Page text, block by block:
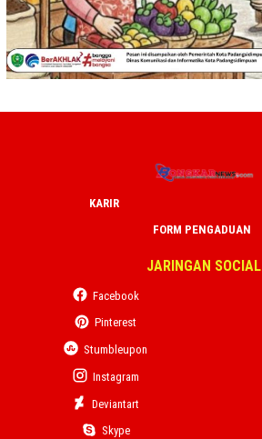
KARIR
FORM PENGADUAN
JARINGAN SOCIAL
Facebook
Pinterest
Stumbleupon
Instagram
Deviantart
Skype